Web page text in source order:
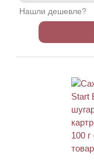
Нашли дешевле?